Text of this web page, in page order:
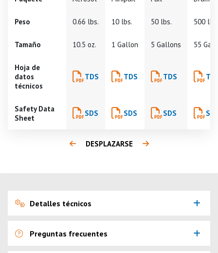
Peso 0.66 lbs. 10 lbs. 50 lbs. 500 lbs.
Tamaño 10.5 oz. 1 Gallon 5 Gallons 55
Hoja de
datos
técnicos
TDS TDS TDS
Safety Data
Sheet
SDS SDS SDS
DESPLAZARSE
Detalles técnicos
Preguntas frecuentes